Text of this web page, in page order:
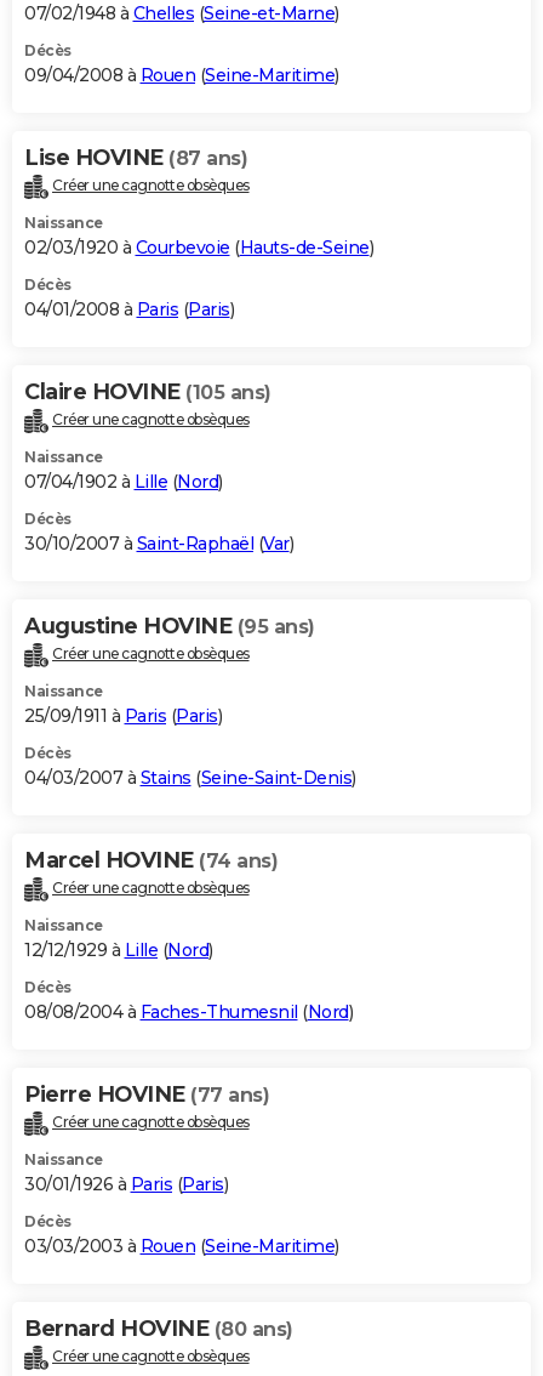
07/02/1948 à Chelles (Seine-et-Marne)
Décès
09/04/2008 à Rouen (Seine-Maritime)
Lise HOVINE (87 ans)
Créer une cagnotte obsèques
Naissance
02/03/1920 à Courbevoie (Hauts-de-Seine)
Décès
04/01/2008 à Paris (Paris)
Claire HOVINE (105 ans)
Créer une cagnotte obsèques
Naissance
07/04/1902 à Lille (Nord)
Décès
30/10/2007 à Saint-Raphaël (Var)
Augustine HOVINE (95 ans)
Créer une cagnotte obsèques
Naissance
25/09/1911 à Paris (Paris)
Décès
04/03/2007 à Stains (Seine-Saint-Denis)
Marcel HOVINE (74 ans)
Créer une cagnotte obsèques
Naissance
12/12/1929 à Lille (Nord)
Décès
08/08/2004 à Faches-Thumesnil (Nord)
Pierre HOVINE (77 ans)
Créer une cagnotte obsèques
Naissance
30/01/1926 à Paris (Paris)
Décès
03/03/2003 à Rouen (Seine-Maritime)
Bernard HOVINE (80 ans)
Créer une cagnotte obsèques